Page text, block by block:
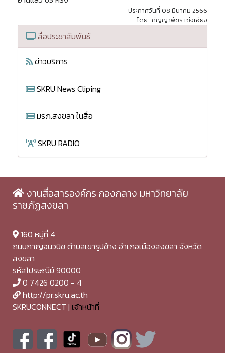
ประกาศวันที่ 08 มีนาคม 2566
โดย : กัญญาพัชร เซ่งเอียง
สื่อประชาสัมพันธ์
ข่าวบริการ
SKRU News Cliping
มรภ.สงขลา ในสื่อ
SKRU RADIO
งานสื่อสารองค์กร กองกลาง มหาวิทยาลัย
ราชภัฏสงขลา
160 หมู่ที่ 4
ถนนกาญจนวนิช ตำบลเขารูปช้าง อำเภอเมืองสงขลา จังหวัด
สงขลา
รหัสไปรษณีย์ 90000
0 7426 0200 - 4
http://pr.skru.ac.th
SKRUCONNECT | เจ้าหน้าที่